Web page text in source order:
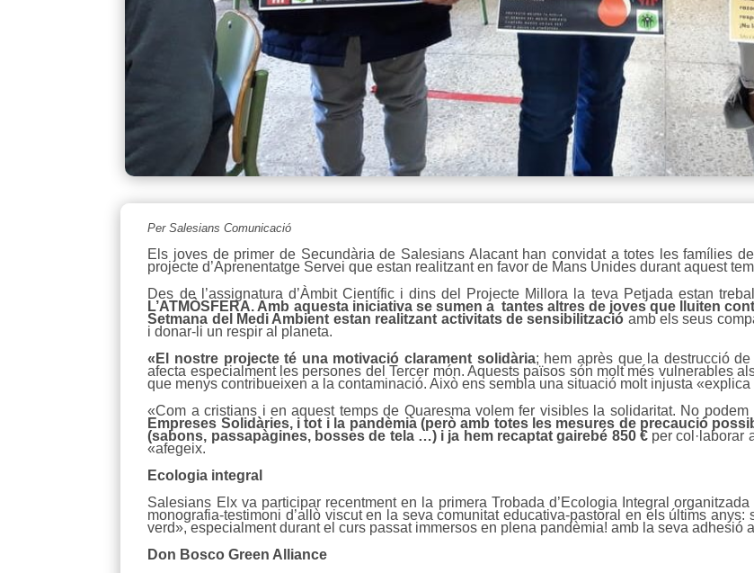
Per Salesians Comunicació
Els joves de primer de Secundària de Salesians Alacant han convidat a totes les famílies
projecte d’Aprenentatge Servei que estan realitzant en favor de Mans Unides durant aquest
Des de l’assignatura d’Àmbit Científic i dins del Projecte Millora la teva Petjada estan
L’ATMÒSFERA. Amb aquesta iniciativa se sumen a tantes altres de joves que lluiten
Setmana del Medi Ambient estan realitzant activitats de sensibilització amb els seus
i donar-li un respir al planeta.
«El nostre projecte té una motivació clarament solidària; hem après que la destrucció
afecta especialment les persones del Tercer món. Aquests països són molt més vulnerables
que menys contribueixen a la contaminació. Això ens sembla una situació molt injusta
«Com a cristians i en aquest temps de Quaresma volem fer visibles la solidaritat. No
Empreses Solidàries, i tot i la pandèmia (però amb totes les mesures de precaució
(sabons, passapàgines, bosses de tela …) i ja hem recaptat gairebé 850 €per col·laborar
«afegeix.
Ecologia integral
Salesians Elx va participar recentment en la primera Trobada d’Ecologia Integral
monografia-testimoni d’allò viscut en la seva comunitat educativa-pastoral en els últims
verd», especialment durant el curs passat immersos en plena pandèmia! amb la seva adhesió
Don Bosco Green Alliance